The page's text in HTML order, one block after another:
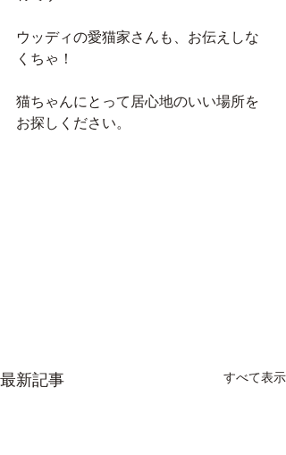
ウッディの愛猫家さんも、お伝えしな
くちゃ！
猫ちゃんにとって居心地のいい場所を
お探しください。
最新記事 すべて表示